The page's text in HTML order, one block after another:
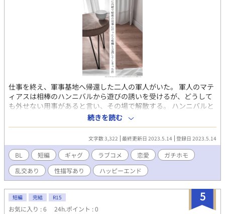
仕事を終え、軍事基地へ帰還した二人の軍人がいた。 軍人のマテ
ィアスは相棒のハンニバルから遊びの誘いを受けるが、どうして
も外せない用事があると言い、その場で解散する。 ハンニバルと
別れたマティアスが向かった先は、ハッテン場として有名なホテ
ルだった。 このホテルの個室は出入り自由で、気に入った相手と
好きなだけ楽しむことが出来る仕組みだ。 ホテルに入ったマティ
アスは個室で相手を待つが、入ってきた相手は意外にも……？ こ
の作品は同作者の作品「ワイルド・ソルジャー」のスピンオフ作
品です。
続きを読む
文字数 3,322 最終更新日 2023.5.14 登録日 2023.5.14
BL 短編 ギャグ ラブコメ 恋愛
ガチホモ
乱交あり
性描写あり ハッピーエンド
5
短編 完結 R15
お気に入り : 6 24h.ポイント : 0